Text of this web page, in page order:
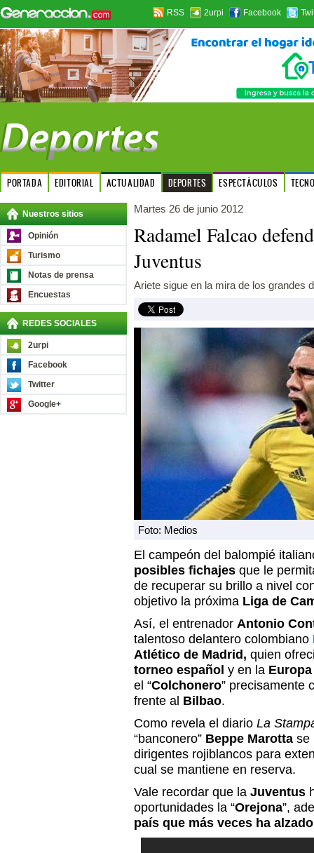
RSS 2urpi Facebook
PORTADA EDITORIAL ACTUALIDAD DEPORTES ESPECTÁCULOS
Nuestros sitios
Opinión
Turismo
Notas de prensa
Encuestas
REDES SOCIALES
2urpi
Facebook
Twitter
Google+
Martes 26 de junio 2012
Radamel Falcao
Juventus
Ariete sigue en la mira de los grandes
Foto: Medios
El campeón del balompié
posibles fichajes que le
de recuperar su brillo a nivel
objetivo la próxima Liga de
Así, el entrenador Antonio
talentoso delantero colombiano
Atlético de Madrid, quien
torneo español y en la
el “Colchonero” precisamente
frente al Bilbao.
Como revela el diario La
“banconero” Beppe Marotta se
dirigentes rojiblancos para
cual se mantiene en reserva.
Vale recordar que la Juventus
oportunidades la “Orejona”,
país que más veces ha